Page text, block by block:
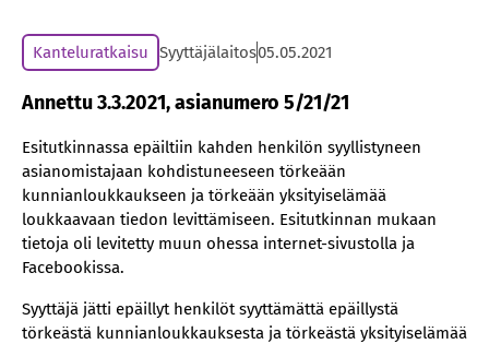
Kanteluratkaisu Syyttäjälaitos05.05.2021
Annettu 3.3.2021, asianumero 5/21/21
Esitutkinnassa epäiltiin kahden henkilön syyllistyneen
asianomistajaan kohdistuneeseen törkeään
kunnianloukkaukseen ja törkeään yksityiselämää
loukkaavaan tiedon levittämiseen. Esitutkinnan mukaan
tietoja oli levitetty muun ohessa internet-sivustolla ja
Facebookissa.
Syyttäjä jätti epäillyt henkilöt syyttämättä epäillystä
törkeästä kunnianloukkauksesta ja törkeästä yksityiselämää